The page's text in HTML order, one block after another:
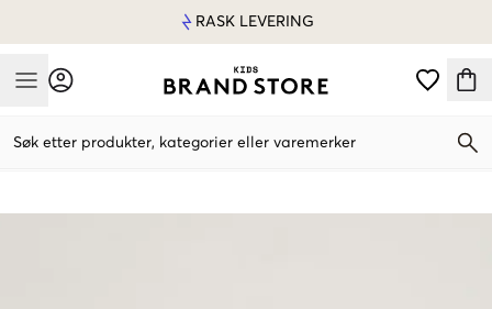
RASK LEVERING
Mobile Menu
Søk etter produkter, kategorier eller varemerker